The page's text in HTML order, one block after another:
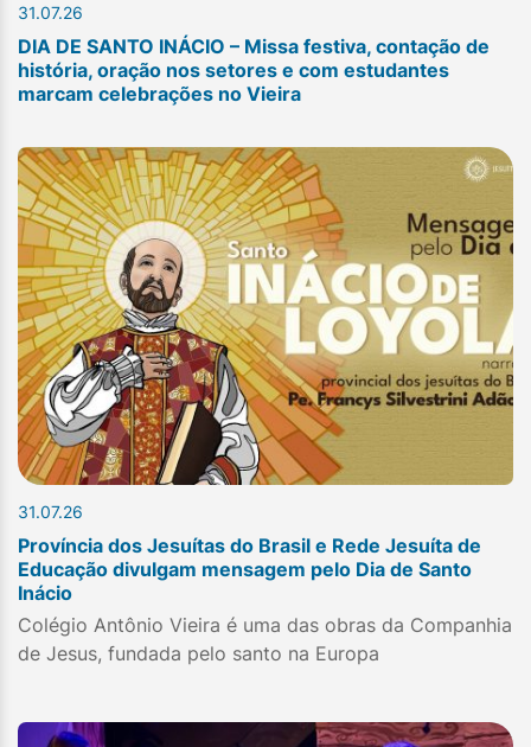
31.07.26
DIA DE SANTO INÁCIO – Missa festiva, contação de
história, oração nos setores e com estudantes
marcam celebrações no Vieira
31.07.26
Província dos Jesuítas do Brasil e Rede Jesuíta de
Educação divulgam mensagem pelo Dia de Santo
Inácio
Colégio Antônio Vieira é uma das obras da Companhia
de Jesus, fundada pelo santo na Europa